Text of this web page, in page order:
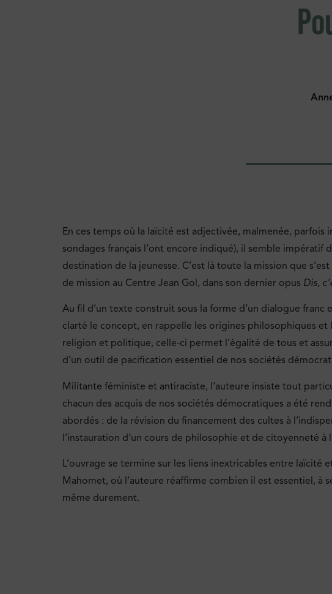
En ces temps où la laïcité est adjectivée, malmenée,
sondages français l’ont encore indiqué), il semble
destination de la jeunesse. C’est là toute la mission que
de mission au Centre Jean Gol, dans son dernier opus Dis,
Au fil d’un texte construit sous la forme d’un dialogue
clarté le concept, en rappelle les origines philosophiques
religion et politique, celle-ci permet l’égalité de tous et
d’un outil de pacification essentiel de nos sociétés
Militante féministe et antiraciste, l’auteure insiste tout
chacun des acquis de nos sociétés démocratiques a été
abordés : de la révision du financement des cultes à
l’instauration d’un cours de philosophie et de citoyenneté à
L’ouvrage se termine sur les liens inextricables entre laïcité
Mahomet, où l’auteure réaffirme combien il est essentiel,
même durement.